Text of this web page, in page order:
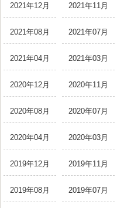
2021年12月 2021年11月
2021年08月 2021年07月
2021年04月 2021年03月
2020年12月 2020年11月
2020年08月 2020年07月
2020年04月 2020年03月
2019年12月 2019年11月
2019年08月 2019年07月